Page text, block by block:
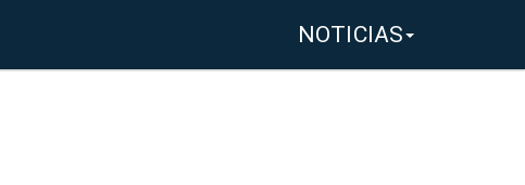
NOTICIAS